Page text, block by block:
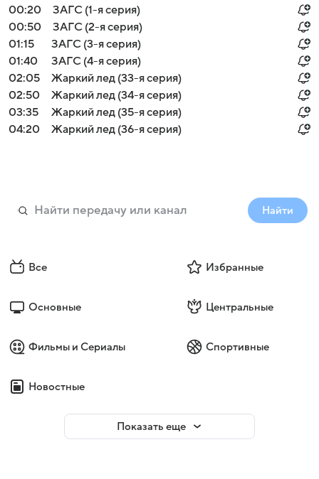
00:20
ЗАГС (1-я серия)
00:50
ЗАГС (2-я серия)
01:15
ЗАГС (3-я серия)
01:40
ЗАГС (4-я серия)
02:05
Жаркий лед (33-я серия)
02:50
Жаркий лед (34-я серия)
03:35
Жаркий лед (35-я серия)
04:20
Жаркий лед (36-я серия)
Найти
Все Избранные
Основные Центральные
Фильмы и Сериалы Спортивные
Новостные
Показать еще